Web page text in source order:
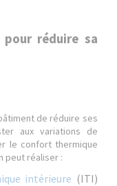
réduire sa
de réduire ses
aux variations de
le confort thermique
peut réaliser :
intérieure (ITI)